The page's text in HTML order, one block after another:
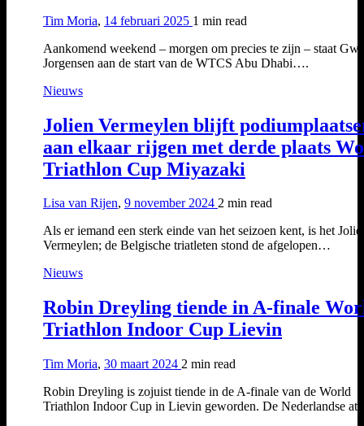
Tim Moria, 14 februari 2025 1 min read
Aankomend weekend – morgen om precies te zijn – staat
Jorgensen aan de start van de WTCS Abu Dhabi….
Nieuws
Jolien Vermeylen blijft
aan elkaar rijgen met derde plaats
Triathlon Cup Miyazaki
Lisa van Rijen, 9 november 2024 2 min read
Als er iemand een sterk einde van het seizoen kent, is het
Vermeylen; de Belgische triatleten stond de afgelopen…
Nieuws
Robin Dreyling tiende in A-finale
Triathlon Indoor Cup Lievin
Tim Moria, 30 maart 2024 2 min read
Robin Dreyling is zojuist tiende in de A-finale van de World
Triathlon Indoor Cup in Lievin geworden. De Nederlandse